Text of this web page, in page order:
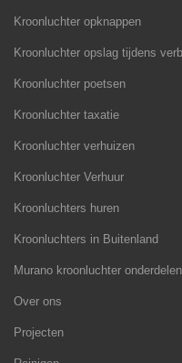
Kroonluchter opknappen
Kroonluchter opslag tijdens
Kroonluchter poetsen
Kroonluchter taxatie
Kroonluchter verhuizen
Kroonluchter Verhuur
Kroonluchters huren
Kroonluchters in Buitenland
Murano kroonluchter onderdelen
Over ons
Projecten